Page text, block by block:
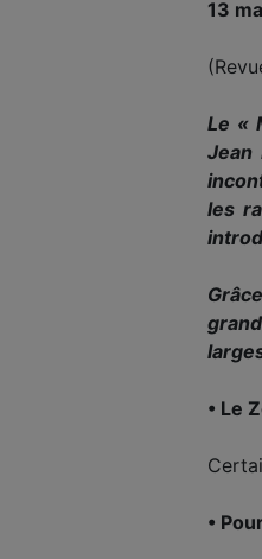
13
Le «
Jean
les
• Le
•